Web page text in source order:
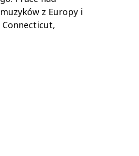
z Europy i
Connecticut,